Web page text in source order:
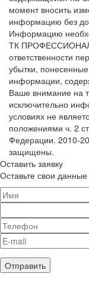
момент вносить
информацию без
Информацию
ТК ПРОФЕССИОНАЛ
ответственности
убытки,
информации,
Ваше внимание на
исключительно
условиях не
положениями ч. 2
Федерации. 2010-
защищены.
Оставить заявку
Оставьте свои